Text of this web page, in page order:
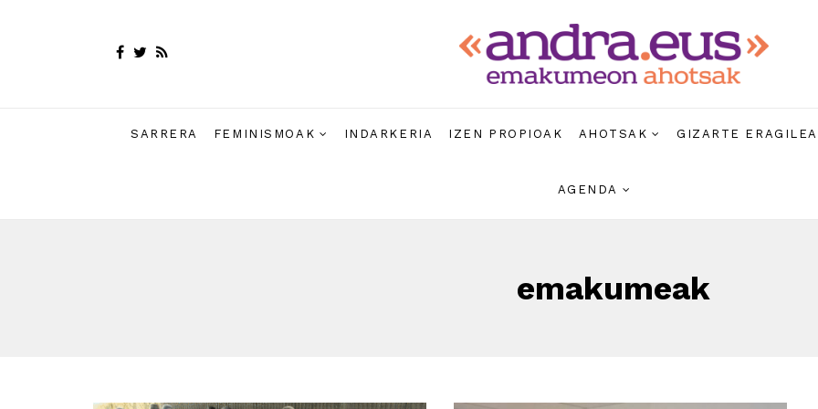
SARRERA FEMINISMOAK INDARKERIA IZEN PROPIOAK AHOTSAK GIZARTE
AGENDA
emakumeak